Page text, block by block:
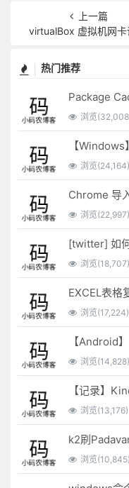
上一篇
virtualBox 虚拟机网卡
热门推荐
Package
浏览
浏览(24,164)
Chrome 导
浏览(22,997)
[twitter] 如
浏览(18,707)
浏览(17,224)
【Android
浏览(14,828)
【记录】
浏览(13,176)
浏览(10,845)